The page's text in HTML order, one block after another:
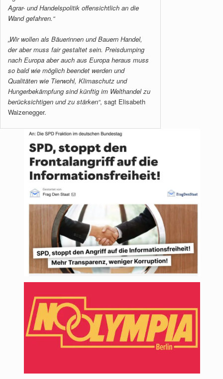
Agrar- und Handelspolitik offensichtlich an die
Wand gefahren.“
„Wir wollen als Bäuerinnen und Bauern Handel,
der aber muss fair gestaltet sein. Preisdumping
nach Europa aber auch aus Europa heraus muss
so bald wie möglich beendet werden und
Qualitäten wie Tierwohl, Klimaschutz und
Hungerbekämpfung sind künftig im Welthandel zu
berücksichtigen und zu stärken“, sagt Elisabeth
Waizenegger.